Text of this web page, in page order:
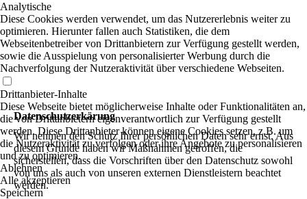
Datenschutzerkärung
Wir nehmen den Schutz Ihrer persönlichen Daten sehr ernst. Aus
diesem Grunde haben wir Maßnahmen getroffen, die
sicherstellen, dass die Vorschriften über den Datenschutz sowohl
von uns als auch von unseren externen Dienstleistern beachtet
werden.
Analytische
Diese Cookies werden verwendet, um das Nutzererlebnis weiter zu
optimieren. Hierunter fallen auch Statistiken, die dem
Webseitenbetreiber von Drittanbietern zur Verfügung gestellt werden,
sowie die Ausspielung von personalisierter Werbung durch die
Nachverfolgung der Nutzeraktivität über verschiedene Webseiten.
Drittanbieter-Inhalte
Diese Webseite bietet möglicherweise Inhalte oder Funktionalitäten an,
die von Drittanbietern eigenverantwortlich zur Verfügung gestellt
werden. Diese Drittanbieter können eigene Cookies setzen, z.B. um
die Nutzeraktivität zu verfolgen oder ihre Angebote zu personalisieren
und zu optimieren.
Ablehnen
Alle akzeptieren
Speichern